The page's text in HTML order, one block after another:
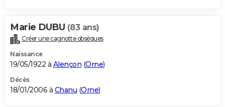
Marie DUBU (83 ans)
Créer une cagnotte obsèques
Naissance
19/05/1922 à Alençon (Orne)
Décès
18/01/2006 à Chanu (Orne)